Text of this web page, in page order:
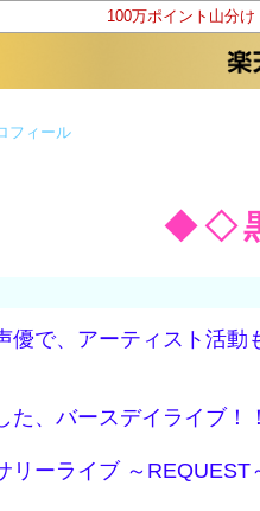
100万ポイント山分
フィール
◆◇
優で、アーティスト活動
た、バースデイライブ！！
リーライブ ～REQUEST